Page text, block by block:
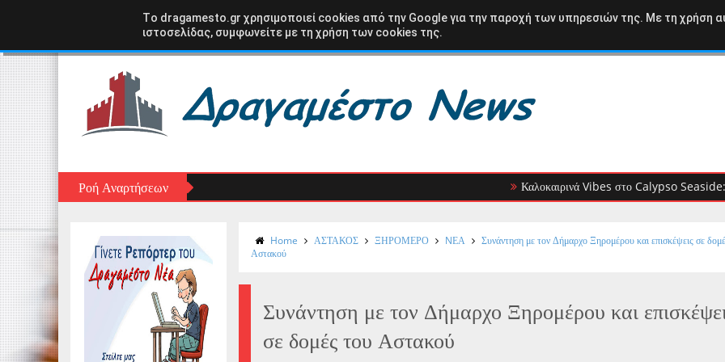
ΑΣΤΑΚΟΣ ΞΗΡΟΜΕΡΟ ΑΙΤΩΛΟΑΚΑΡΝΑΝΙΑ ΒΑΣΙΛΟΠΟΥΛΟ ΚΑΡΑΙΣΚΑΚΗ ΑΘΛΗΤΙΚΑ
Ροή Αναρτήσεων Καλοκαιρινά Vibes στο Calypso Seaside: Ο DJ
Home ΑΣΤΑΚΟΣ ΞΗΡΟΜΕΡΟ NΕΑ
Συνάντηση με τον Δήμαρχο Ξηρομέρου και επισκέψεις σε
Αστακού
Συνάντηση με τον Δήμαρχο Ξηρομέρου και
σε δομές του Αστακού
Tο dragamesto.gr χρησιμοποιεί cookies από την Google για την παροχή των υπηρεσιών της. Με τη χρήση
ιστοσελίδας, συμφωνείτε με τη χρήση των cookies της.